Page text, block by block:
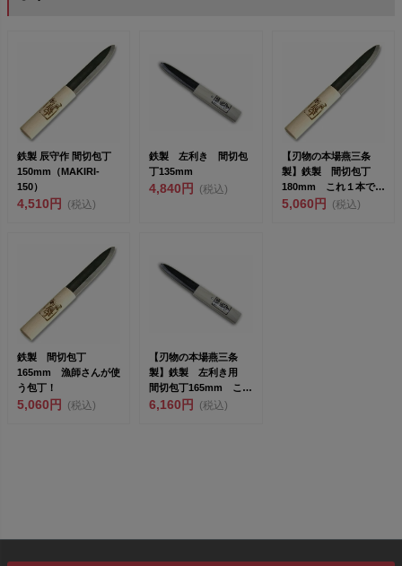
鉄製 辰守作 間切包丁
150mm（MAKIRI-
150）
4,510円 (税込)
鉄製 左利き 間切包
丁135mm
4,840円 (税込)
【刃物の本場燕三条
製】鉄製 間切包丁
180mm これ１本で魚
やロープなど切ったり
5,060円 (税込)
鉄製 間切包丁
165mm 漁師さんが使
う包丁！
5,060円 (税込)
【刃物の本場燕三条
製】鉄製 左利き用
間切包丁165mm これ
１本で魚やロープなど
6,160円 (税込)